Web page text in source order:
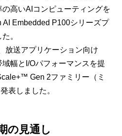
高いAIコンピューティングを
AI Embedded P100シリーズプ
。
放送アプリケーション向け
幅とI/Oパフォーマンスを提
Gen 2ファミリー（ミ
表しました。
の見通し